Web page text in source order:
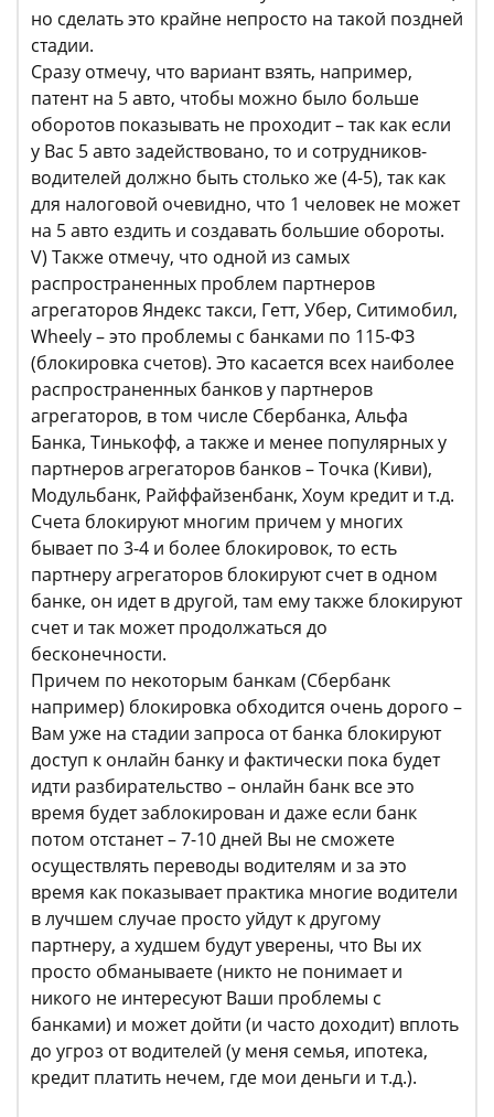
но сделать это крайне непросто на такой поздней
стадии.
Сразу отмечу, что вариант взять, например,
патент на 5 авто, чтобы можно было больше
оборотов показывать не проходит – так как если
у Вас 5 авто задействовано, то и сотрудников-
водителей должно быть столько же (4-5), так как
для налоговой очевидно, что 1 человек не может
на 5 авто ездить и создавать большие обороты.
V) Также отмечу, что одной из самых
распространенных проблем партнеров
агрегаторов Яндекс такси, Гетт, Убер, Ситимобил,
Wheely – это проблемы с банками по 115-ФЗ
(блокировка счетов). Это касается всех наиболее
распространенных банков у партнеров
агрегаторов, в том числе Сбербанка, Альфа
Банка, Тинькофф, а также и менее популярных у
партнеров агрегаторов банков – Точка (Киви),
Модульбанк, Райффайзенбанк, Хоум кредит и т.д.
Счета блокируют многим причем у многих
бывает по 3-4 и более блокировок, то есть
партнеру агрегаторов блокируют счет в одном
банке, он идет в другой, там ему также блокируют
счет и так может продолжаться до
бесконечности.
Причем по некоторым банкам (Сбербанк
например) блокировка обходится очень дорого –
Вам уже на стадии запроса от банка блокируют
доступ к онлайн банку и фактически пока будет
идти разбирательство – онлайн банк все это
время будет заблокирован и даже если банк
потом отстанет – 7-10 дней Вы не сможете
осуществлять переводы водителям и за это
время как показывает практика многие водители
в лучшем случае просто уйдут к другому
партнеру, а худшем будут уверены, что Вы их
просто обманываете (никто не понимает и
никого не интересуют Ваши проблемы с
банками) и может дойти (и часто доходит) вплоть
до угроз от водителей (у меня семья, ипотека,
кредит платить нечем, где мои деньги и т.д.).